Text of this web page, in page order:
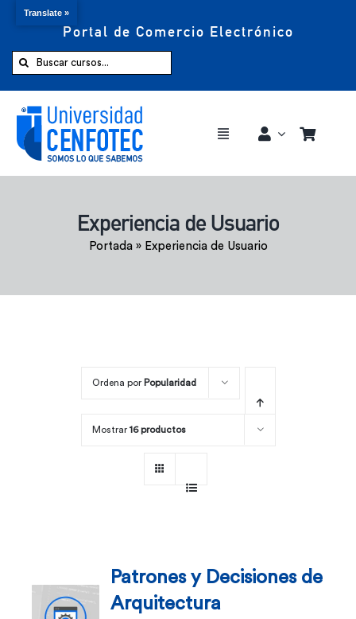
Portal de Comercio Electrónico
Buscar:
Toggle
Comprar ahora
Experiencia de Usuario
Portada» Experiencia de Usuario
Ordena por Popularidad
Mostrar 16 productos
Patrones y Decisiones de
Arquitectura
Translate »